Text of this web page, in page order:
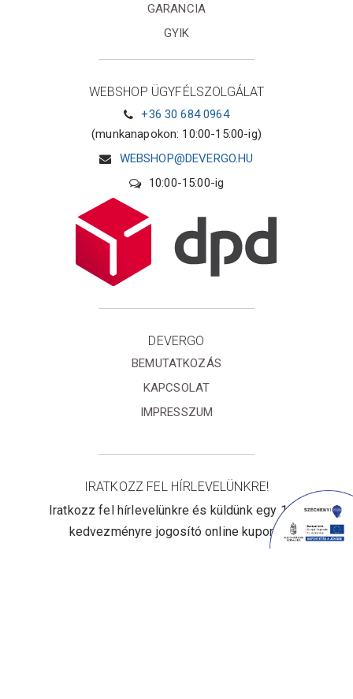
GARANCIA
GYIK
WEBSHOP ÜGYFÉLSZOLGÁLAT
+36 30 684 0964
(munkanapokon: 10:00-15:00-ig)
WEBSHOP@DEVERGO.HU
10:00-15:00-ig
DEVERGO
BEMUTATKOZÁS
KAPCSOLAT
IMPRESSZUM
IRATKOZZ FEL HÍRLEVELÜNKRE!
Iratkozz fel hírlevelünkre és küldünk egy 10%
kedvezményre jogosító online kupont!